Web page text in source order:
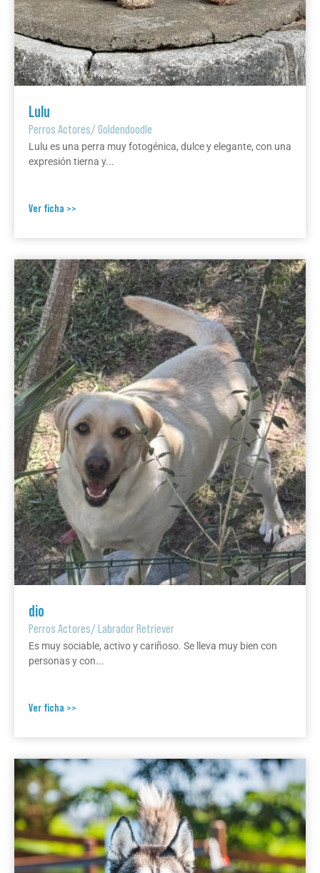
Lulu
Perros Actores/Goldendoodle
Lulu es una perra muy fotogénica, dulce y elegante, con una
expresión tierna y...
Ver ficha >>
dio
Perros Actores/Labrador Retriever
Es muy sociable, activo y cariñoso. Se lleva muy bien con
personas y con...
Ver ficha >>